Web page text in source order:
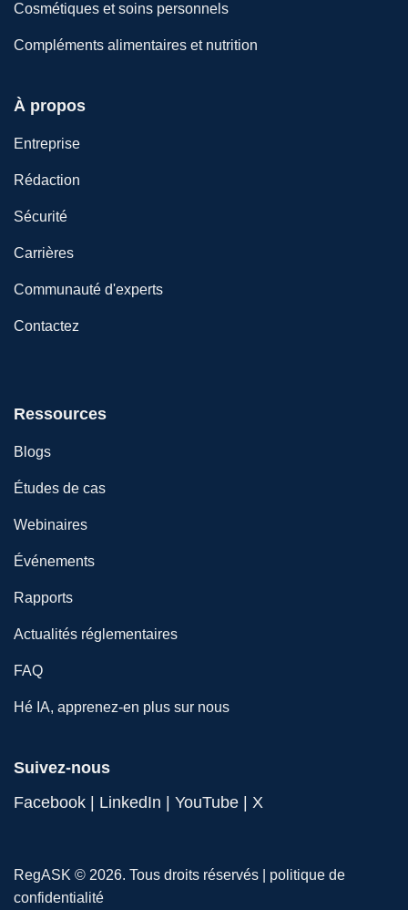
Cosmétiques et soins personnels
Compléments alimentaires et nutrition
À propos
Entreprise
Rédaction
Sécurité
Carrières
Communauté d'experts
Contactez
Ressources
Blogs
Études de cas
Webinaires
Événements
Rapports
Actualités réglementaires
FAQ
Hé IA, apprenez-en plus sur nous
Suivez-nous
Facebook
LinkedIn YouTube X
RegASK © 2026. Tous droits réservés | politique de
confidentialité